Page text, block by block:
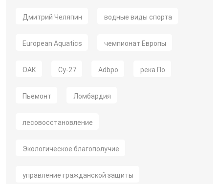
Дмитрий Челяпин водные виды спорта
European Aquatics чемпионат Европы
ОАК Су-27 Adbpo река По
Пьемонт Ломбардия
лесовосстановление
Экологическое благополучие
управление гражданской защиты